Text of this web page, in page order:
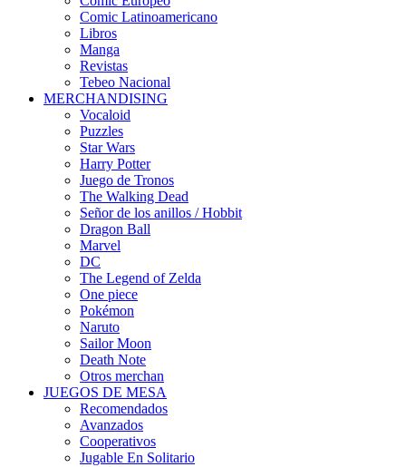
Comic Latinoamericano
Libros
Manga
Revistas
Tebeo Nacional
MERCHANDISING
Vocaloid
Puzzles
Star Wars
Harry Potter
Juego de Tronos
The Walking Dead
Señor de los anillos / Hobbit
Dragon Ball
Marvel
DC
The Legend of Zelda
One piece
Pokémon
Naruto
Sailor Moon
Death Note
Otros merchan
JUEGOS DE MESA
Recomendados
Avanzados
Cooperativos
Jugable En Solitario